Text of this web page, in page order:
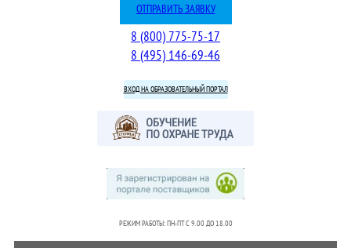
ОТПРАВИТЬ ЗАЯВКУ
8 (800) 775-75-17
8 (495) 146-69-46
ВХОД НА ОБРАЗОВАТЕЛЬНЫЙ ПОРТАЛ
РЕЖИМ РАБОТЫ: ПН-ПТ C 9.00 ДО 18.00